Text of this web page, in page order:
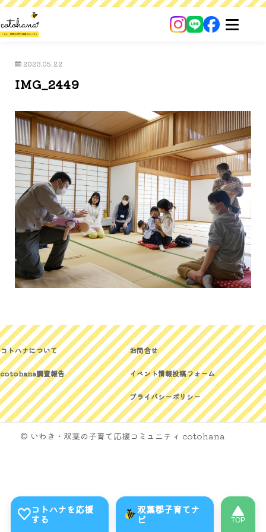
2023.05.22
IMG_2449
コトハナについて
cotohana調査報告
お問合せ
イベント情報投稿フォーム
プライバシーポリシー
© いわき・双葉の子育て応援コミュニティ cotohana
コトハナを応援
する
双葉郡子育てナ
ビ TOP